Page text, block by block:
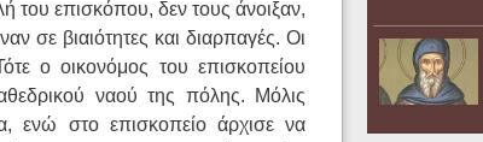
επισκόπου, δεν τους άνοιξαν,
σε βιαιότητες και διαρπαγές. Οι
ο οικονόμος του επισκοπείου
ναού της πόλης. Μόλις
ενώ στο επισκοπείο άρχισε να